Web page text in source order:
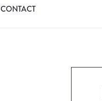
CONTACT